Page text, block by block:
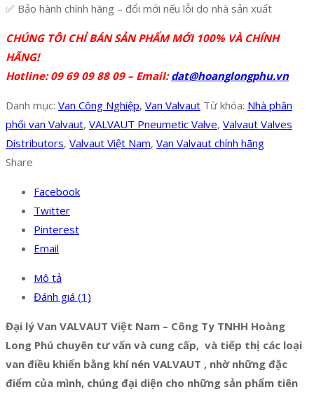
✅ Bảo hành chính hãng – đổi mới nếu lỗi do nhà sản xuất
CHÚNG TÔI CHỈ BÁN SẢN PHẨM MỚI 100% VÀ CHÍNH
HÃNG!
Hotline: 09 69 09 88 09 – Email:dat@hoanglongphu.vn
Danh mục: Van Công Nghiệp, Van Valvaut Từ khóa: Nhà phân
phối van Valvaut, VALVAUT Pneumetic Valve, Valvaut Valves
Distributors, Valvaut Việt Nam, Van Valvaut chính hãng
Share
Facebook
Twitter
Pinterest
Email
Mô tả
Đánh giá (1)
Đại lý Van VALVAUT Việt Nam – Công Ty TNHH Hoàng
Long Phú chuyên tư vấn và cung cấp, và tiếp thị các loại
van điều khiển bằng khí nén VALVAUT , nhờ những đặc
điểm của mình, chúng đại diện cho những sản phẩm tiên